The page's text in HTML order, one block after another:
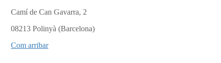
Camí de Can Gavarra, 2
08213 Polinyà (Barcelona)
Com arribar